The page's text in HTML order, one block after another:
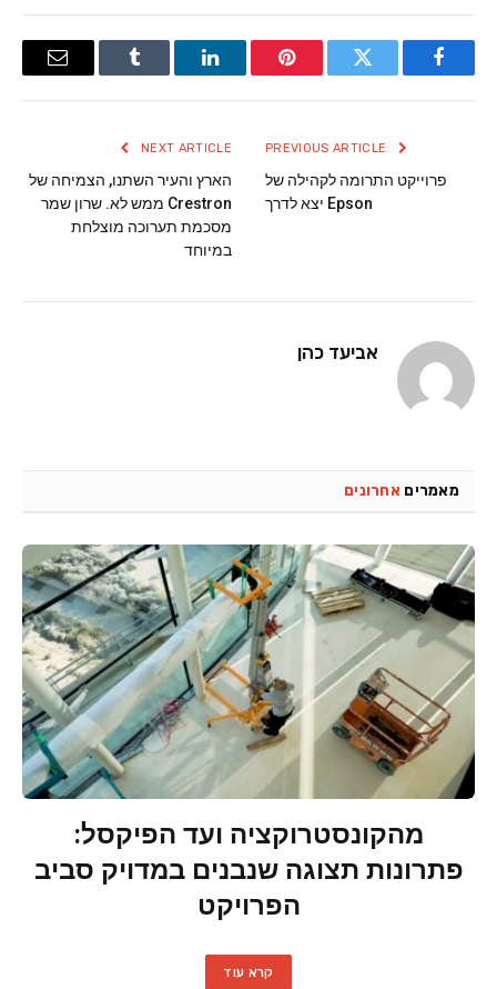
Facebook
Twitter
Pinterest
LinkedIn
Tumblr
Email
פרוייקט התרומה לקהילה של
Epson יצא לדרך
NEXT ARTICLE
הארץ והעיר השתנו, הצמיחה של
Crestron ממש לא. שרון שמר
מסכמת תערוכה מוצלחת
במיוחד
אביעד כהן
מאמרים אחרונים
מהקונסטרוקציה ועד הפיקסל:
פתרונות תצוגה שנבנים במדויק סביב
הפרויקט
קרא עוד